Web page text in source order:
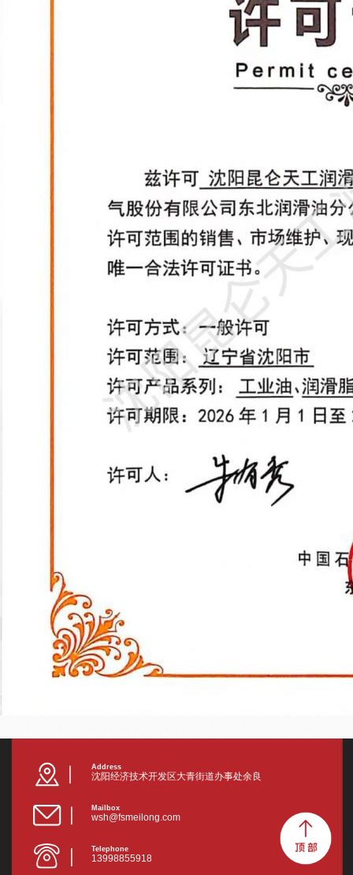
Address
沈阳经济技术开发区大青街道办事处余良
Mailbox
wsh@fsmeilong.com
Telephone
13998855918